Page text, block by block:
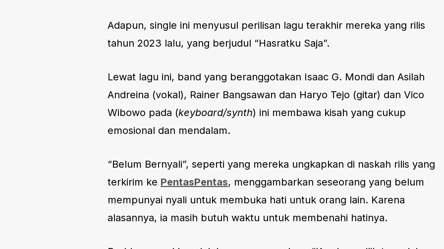
Adapun, single ini menyusul perilisan lagu terakhir mereka yang rilis
tahun 2023 lalu, yang berjudul “Hasratku Saja”.
Lewat lagu ini, band yang beranggotakan Isaac G. Mondi dan Asilah
Andreina (vokal), Rainer Bangsawan dan Haryo Tejo (gitar) dan Vico
Wibowo pada (keyboard/synth) ini membawa kisah yang cukup
emosional dan mendalam.
“Belum Bernyali”, seperti yang mereka ungkapkan di naskah rilis yang
terkirim ke PentasPentas, menggambarkan seseorang yang belum
mempunyai nyali untuk membuka hati untuk orang lain. Karena
alasannya, ia masih butuh waktu untuk membenahi hatinya.